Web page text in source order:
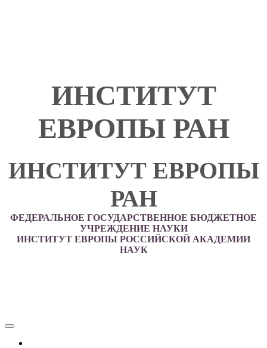
ИНСТИТУТ
ЕВРОПЫ РАН
ИНСТИТУТ ЕВРОПЫ
РАН
ФЕДЕРАЛЬНОЕ ГОСУДАРСТВЕННОЕ БЮДЖЕТНОЕ
УЧРЕЖДЕНИЕ НАУКИ
ИНСТИТУТ ЕВРОПЫ РОССИЙСКОЙ АКАДЕМИИ
НАУК